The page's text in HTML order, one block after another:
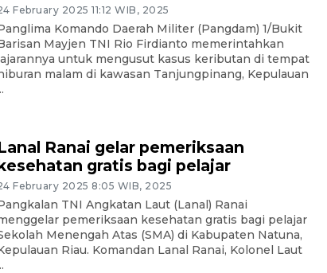
February 2025 11:12 WIB, 2025
Komando Daerah Militer (Pangdam) 1/Bukit
Mayjen TNI Rio Firdianto memerintahkan
untuk mengusut kasus keributan di tempat
malam di kawasan Tanjungpinang, Kepulauan
Ranai gelar pemeriksaan
gratis bagi pelajar
February 2025 8:05 WIB, 2025
TNI Angkatan Laut (Lanal) Ranai
pemeriksaan kesehatan gratis bagi pelajar
Menengah Atas (SMA) di Kabupaten Natuna,
Riau. Komandan Lanal Ranai, Kolonel Laut